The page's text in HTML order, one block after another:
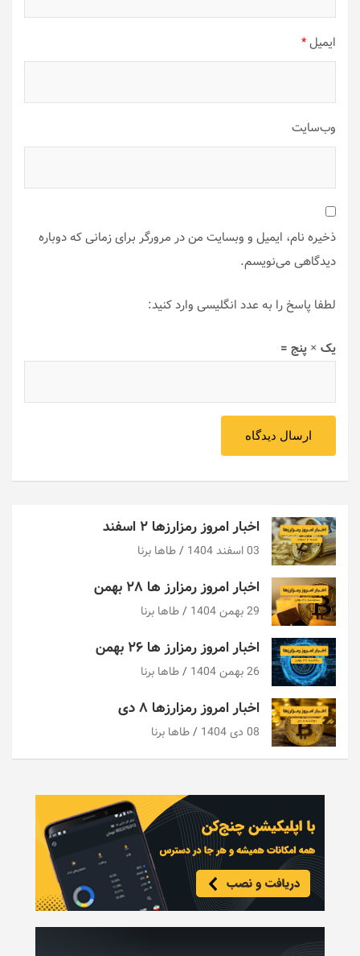
ایمیل*
وب‌سایت
ذخیره نام، ایمیل و وبسایت من در مرورگر برای زمانی که دوباره
دیدگاهی می‌نویسم.
لطفا پاسخ را به عدد انگلیسی وارد کنید:
یک × پنج =
اخبار امروز رمزارزها ۲ اسفند
03 اسفند 1404 طاها برنا
اخبار امروز رمزارز ها ۲۸ بهمن
29 بهمن 1404 طاها برنا
اخبار امروز رمزارز ها ۲۶ بهمن
26 بهمن 1404 طاها برنا
اخبار امروز رمزارزها ۸ دی
08 دی 1404 طاها برنا